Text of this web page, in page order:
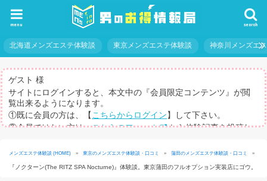
search
menu
北海道メンズエステ体験談 東京メンズエステ体験談 神奈川メンズエ
ゲスト 様
サイトにログインすると、本文中の『会員限定コンテンツ』が閲
覧出来るようになります。
①既に会員の方は、【 こちらからログイン 】して下さい。
②会員ではない方は、こちらのフォーム
から体験記事を投稿し
※体験記事が書けない方や、すべての記事を閲覧したい方のため
メンズエステ体験談 (HOME) » 東京のメンズエステ体験談・口コミ » 蒲田のメンズエステ体験談・口コミ »
『ノクターン(The RITZ SPA Nocturne)』体験談。東京蒲田のフルオプション実装店にゴウ。